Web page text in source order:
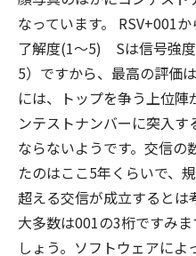
なっています。 RSV+001
了解度(1～5) Sは信号強
5）ですから、最高の評価
には、トップを争う上位陣
ンテストナンバーに突入
ならないようです。交信の
たのはここ5年くらいで、
超える交信が成立するとは
大多数は001の3桁ですみ
しょう。ソフトウェアに